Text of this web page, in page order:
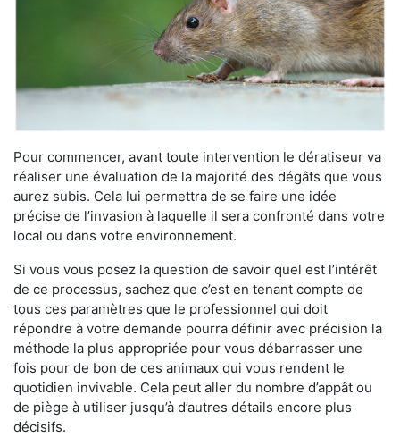
Pour commencer, avant toute intervention le dératiseur va
réaliser une évaluation de la majorité des dégâts que vous
aurez subis. Cela lui permettra de se faire une idée
précise de l’invasion à laquelle il sera confronté dans votre
local ou dans votre environnement.
Si vous vous posez la question de savoir quel est l’intérêt
de ce processus, sachez que c’est en tenant compte de
tous ces paramètres que le professionnel qui doit
répondre à votre demande pourra définir avec précision la
méthode la plus appropriée pour vous débarrasser une
fois pour de bon de ces animaux qui vous rendent le
quotidien invivable. Cela peut aller du nombre d’appât ou
de piège à utiliser jusqu’à d’autres détails encore plus
décisifs.